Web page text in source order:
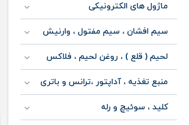
ماژول های الکترونیکی
سیم افشان ، سیم مفتول ، وارنیش
لحیم ( قلع ) ، روغن لحیم ، فلاکس
منبع تغذیه ، آداپتور ،ترانس و باتری
کلید ، سوئیچ و رله